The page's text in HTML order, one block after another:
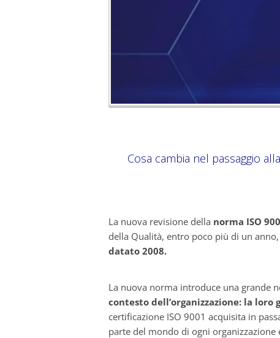
Cosa cambia nel passaggio
La nuova revisione della norma ISO
della Qualità, entro poco più di un
datato 2008.
La nuova norma introduce una grande
contesto dell’organizzazione: la
certificazione ISO 9001 acquisita in
parte del mondo di ogni